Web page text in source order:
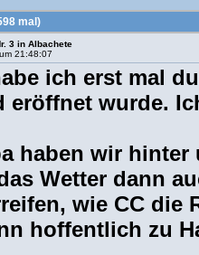
mal)
3 in Albachete
21:48:07
ich erst mal
eröffnet wurde.
haben wir
Wetter dann
wie CC die
hoffentlich zu